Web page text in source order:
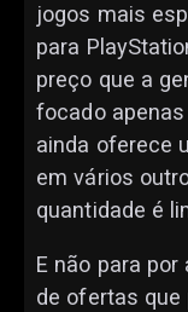
jogos mais
para
preço que a
focado
ainda oferece
em vários
quantidade é
E não para
de ofertas que